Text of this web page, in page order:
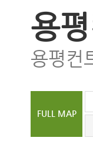
용
용평컨
FULL MAP